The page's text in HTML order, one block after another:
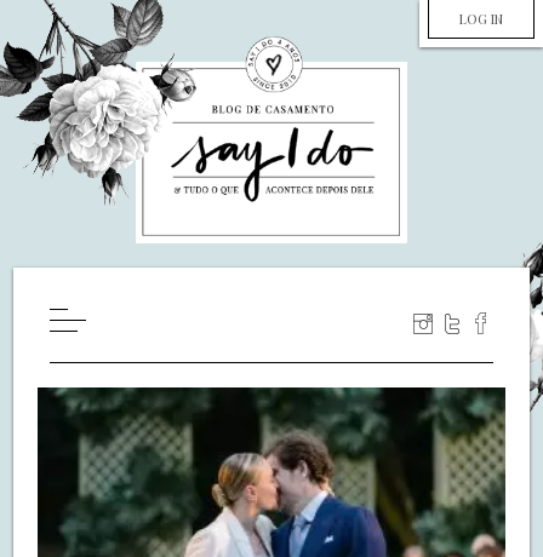
LOG IN
WILL YOU MARRY ME?
LUA DE MEL
COZINHA
DECORAÇÃO
DE NOIVA PRA NOIVA